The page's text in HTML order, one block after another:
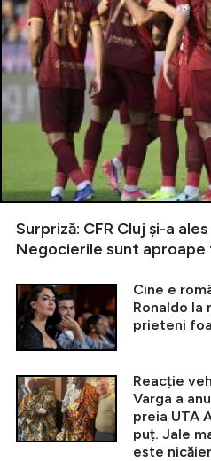
Surpriză: CFR Cluj și-a
Negocierile sunt aproape
Cine e
Ronaldo la
prieteni
Reacție
Varga a
preia UTA
puț. Jale
este